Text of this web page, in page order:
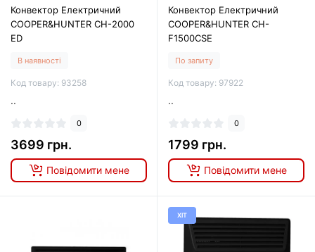
Конвектор Електричний
COOPER&HUNTER CH-2000
ED
В наявності
Код товару: 93258
..
0
3699 грн.
Повідомити мене
Конвектор Електричний
COOPER&HUNTER CH-
F1500CSE
По запиту
Код товару: 97922
..
0
1799 грн.
Повідомити мене
ХІТ